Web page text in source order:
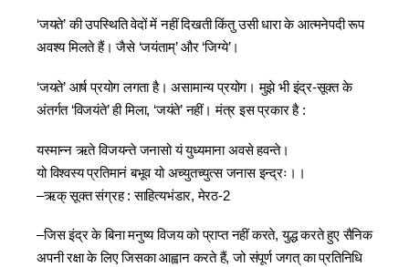
‘जयते’ की उपस्थिति वेदों में नहीं दिखती किंतु उसी धारा के आत्मनेपदी रूप
अवश्य मिलते हैं। जैसे ‘जयंताम्’ और ‘जिग्ये’।
‘जयते’ आर्ष प्रयोग लगता है। असामान्य प्रयोग। मुझे भी इंद्र-सूक्त के
अंतर्गत ‘विजयंते’ ही मिला, ‘जयंते’ नहीं। मंत्र इस प्रकार है :
यस्मान्‍न ऋते विजयन्ते जनासो यं युध्यमाना अवसे हवन्ते।
यो विश्‍वस्य प्रतिमानं बभूव यो अच्युतच्युत्स जनास इन्द्रः।।
–ऋक् सूक्त संग्रह : साहित्यभंडार, मेरठ-2
–जिस इंद्र के बिना मनुष्य विजय को प्राप्त नहीं करते, युद्ध करते हुए सैनिक
अपनी रक्षा के लिए जिसका आह्वान करते हैं, जो संपूर्ण जगत् का प्रतिनिधि